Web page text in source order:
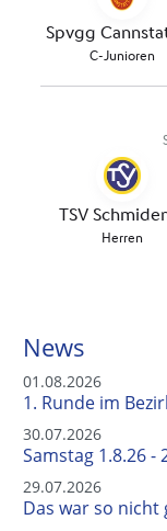
News
01.08.2026
1. Runde im
30.07.2026
Samstag 1.8.26 -
29.07.2026
Das war so nicht